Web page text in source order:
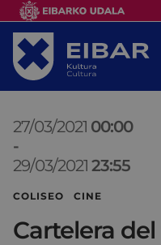
27/03/2021 00:00
-
29/03/2021 23:55
COLISEO CINE
Cartelera